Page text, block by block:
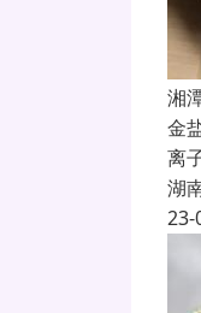
湘
金
离
湖
23-